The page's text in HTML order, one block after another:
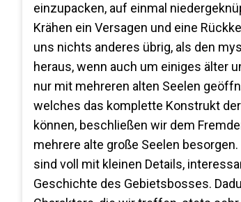
einzupacken, auf einmal
Krähen ein Versagen und eine
uns nichts anderes übrig, als den
heraus, wenn auch um einiges älter
nur mit mehreren alten Seelen
welches das komplette Konstrukt
können, beschließen wir dem
mehrere alte große Seelen
sind voll mit kleinen Details,
Geschichte des Gebietsbosses.